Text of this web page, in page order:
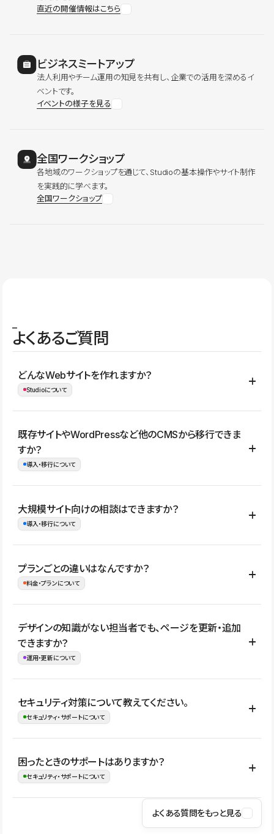
直近の開催情報はこちら
ビジネスミートアップ
法人利用やチーム運用の知見を共有し、企業での活用を深めるイ
ベントです。
イベントの様子を見る
全国ワークショップ
各地域のワークショップを通じて、Studioの基本操作やサイト制作
を実践的に学べます。
全国ワークショップ
よくあるご質問
どんなWebサイトを作れますか？
Studioについて
コーポレートサイト、サービスサイト、LP、採用サイト、ブロ
グ・メディア、イベントサイト、店舗・商品紹介サイト、ポートフ
ォリオなど幅広く制作できます。
既存サイトやWordPressなど他のCMSから移行できま
すか？
導入・移行について
はい。既存サイトの構成やコンテンツ、URLを整理したうえで、
Studio上に再構築する形で移行できます。 WordPressの場合は、
イト全体のデザインや設定がそのまま移行されるわけではないた
め、移行後にページ構成やデザイン、CMS設計、URL・リダイレク
大規模サイト向けの相談はできますか？
導入・移行について
はい。アクセス規模が大きいサイトや、複数部門での運用、権限管
理、セキュリティ確認、既存システムとの連携など、個別の要件が
ない段階でも、お問い合わせください。
お問合せはこちら
プランごとの違いはなんですか？
料金・プランについて
公開ページ数、バージョン履歴の期間、CMS利用数の上限、権限
管理の有無などがプランごとに異なります。詳しくは料金プランペ
ージをご覧ください。
デザインの知識がない担当者でも、ページを更新・追加
できますか？
運用・更新について
はい。CMSやコンポーネントを活用して更新範囲を設計しておく
ことで、デザインを崩しにくい状態で運用できます。 さらにコン
ながらレイアウトに影響を与えずに更新作業を進めやすくなりま
す。
セキュリティ対策について教えてください。
セキュリティ・サポートについて
Studioでは、公開サイトやサービスを安全に利用できるよう、通信
の暗号化、データ保護、アクセス管理、脆弱性対策など、複数の観
はSSL/TLSによる通信暗号化に対応しており、悪質なスクリプトの
困ったときのサポートはありますか？
セキュリティ・サポートについて
操作方法や機能については、ヘルプセンターでご確認いただけま
よくある質問をもっと見る